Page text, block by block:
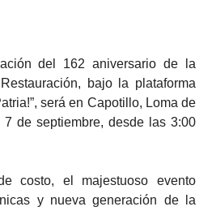
del 162 aniversario de la
bajo la plataforma
será en Capotillo, Loma de
7 de septiembre, desde las 3:00
costo, el majestuoso evento
y nueva generación de la